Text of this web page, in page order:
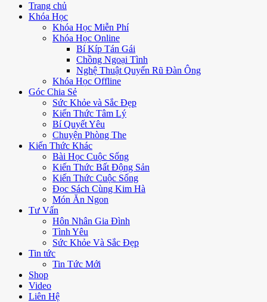
Trang chủ
Khóa Học
Khóa Học Miễn Phí
Khóa Học Online
Bí Kíp Tán Gái
Chồng Ngoại Tình
Nghệ Thuật Quyến Rũ Đàn Ông
Khóa Học Offline
Góc Chia Sẻ
Sức Khỏe và Sắc Đẹp
Kiến Thức Tâm Lý
Bí Quyết Yêu
Chuyện Phòng The
Kiến Thức Khác
Bài Học Cuộc Sống
Kiến Thức Bất Động Sản
Kiến Thức Cuộc Sống
Đọc Sách Cùng Kim Hà
Món Ăn Ngon
Tư Vấn
Hôn Nhân Gia Đình
Tình Yêu
Sức Khỏe Và Sắc Đẹp
Tin tức
Tin Tức Mới
Shop
Video
Liên Hệ